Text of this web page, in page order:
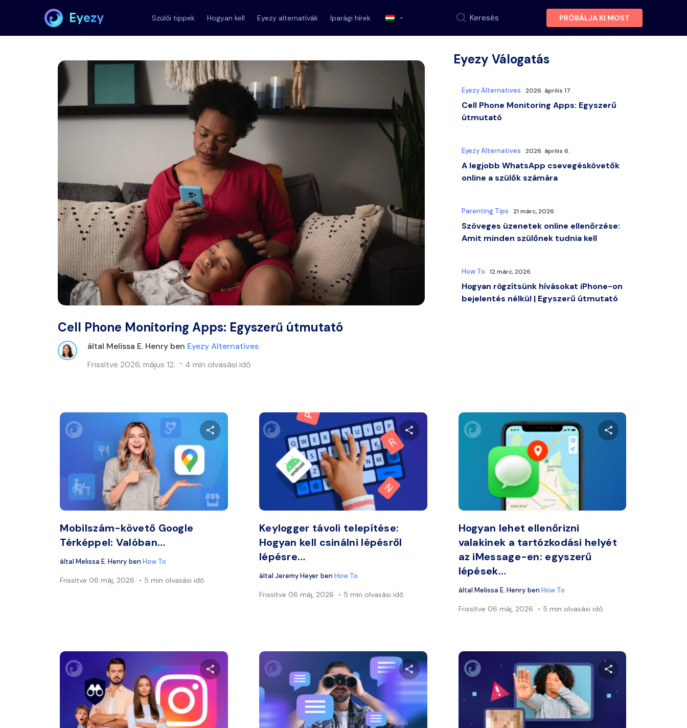
Eyezy Szülői tippek Hogyan kell Eyezy alternatívák Iparági hírek Keresés PRÓBÁLJA KI MOST
Cell Phone Monitoring Apps: Egyszerű útmutató
által Melissa E. Henry ben Eyezy Alternatives
Frissítve 2026. május 12. 4 min olvasási idő
Eyezy Válogatás
Eyezy Alternatives 2026. április 17.
Cell Phone Monitoring Apps: Egyszerű
útmutató
Eyezy Alternatives 2026. április 6.
A legjobb WhatsApp csevegéskövetők
online a szülők számára
Parenting Tips 21 márc, 2026
Szöveges üzenetek online ellenőrzése:
Amit minden szülőnek tudnia kell
How To 12 márc, 2026
Hogyan rögzítsünk hívásokat iPhone-on
bejelentés nélkül | Egyszerű útmutató
Ossza meg ezt a cikket
Twitter Link másolása
Mobilszám-követő Google
Térképpel: Valóban…
általMelissa E. Henry benHow To
Frissítve 06 máj, 2026 5 min olvasási idő
Ossza meg ezt a cikket
Link másolása
Keylogger távoli telepítése:
Hogyan kell csinálni lépésről
lépésre…
által Jeremy Heyer ben How To
Frissítve 06 máj, 2026 5 min olvasási idő
Hogyan lehet ellenőrizni
valakinek a tartózkodási helyét
az iMessage-en: egyszerű
lépések…
által Melissa E. Henry ben How To
Frissítve 06 máj, 2026 5 min olvasási idő
Ossza meg ezt a cikket Ossza meg ezt a cikket Ossza meg ezt